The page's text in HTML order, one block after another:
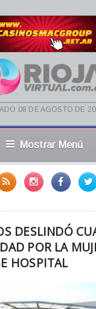
08 de agosto de
Mostrar Menú
DESLINDÓ
POR LA
HOSPITAL